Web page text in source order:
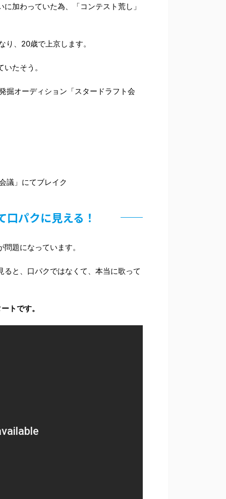
加わっていた為、「コンテスト荒し」
、20歳で上京します。
たそう。
掘オーディション「スタードラフト会
議」にてブレイク
パクに見える！
題になっています。
と、口パクではなくて、本当に歌って
トです。